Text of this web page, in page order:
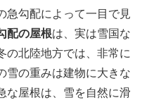
急勾配によって一目で見
配の屋根は、実は雪国な
の北陸地方では、非常に
雪の重みは建物に大きな
な屋根は、雪を自然に滑